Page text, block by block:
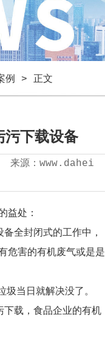
例 > 正文
污下载设备
源： www.dahei
益处：
全封闭式的工作中，
危害的有机废气或是是
当日就解决没了。
下载，食品企业的有机